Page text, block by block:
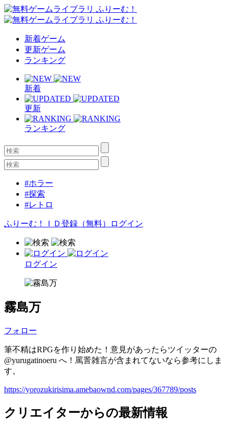
新着ゲーム
更新ゲーム
ランキング
新着
更新
ランキング
#ホラー
#探索
#レトロ
ふりーむ！ＩＤ登録（無料） ログイン
ログイン
霧島万
フォロー
筆不精はRPGを作り始めた！意見があったらツイッターの
@yurugatinoeru へ！罵詈雑言が含まれてないなら参考にしま
す。
https://yorozukirisima.amebaownd.com/pages/367789/posts
クリエイターからの最新情報